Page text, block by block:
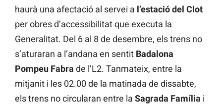
haurà una afectació al servei a l’estació del Clot
per obres d’accessibilitat que executa la
Generalitat. Del 6 al 8 de desembre, els trens no
s’aturaran a l’andana en sentit Badalona
Pompeu Fabra de l’L2. Tanmateix, entre la
mitjanit i les 02.00 de la matinada de dissabte,
els trens no circularan entre la Sagrada Família i